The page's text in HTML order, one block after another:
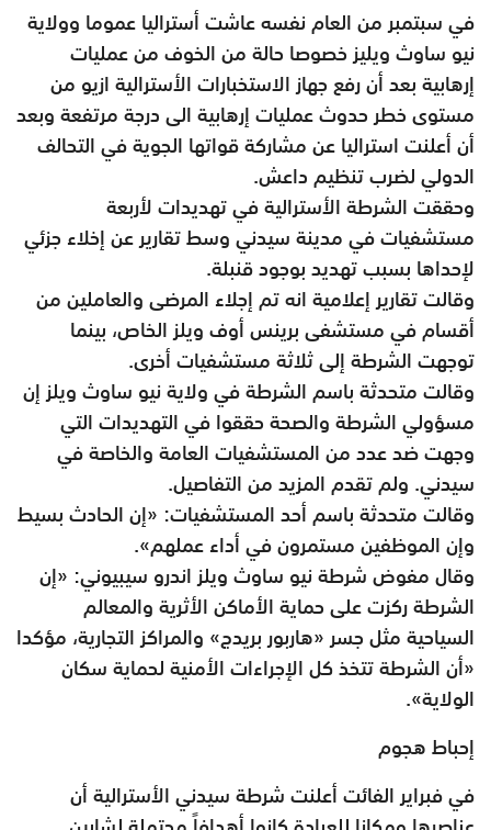
في سبتمبر من العام نفسه عاشت أستراليا عموما وولاية
نيو ساوث ويليز خصوصا حالة من الخوف من عمليات
إرهابية بعد أن رفع جهاز الاستخبارات الأسترالية ازيو من
مستوى خطر حدوث عمليات إرهابية الى درجة مرتفعة وبعد
أن أعلنت استراليا عن مشاركة قواتها الجوية في التحالف
الدولي لضرب تنظيم داعش.
وحققت الشرطة الأسترالية في تهديدات لأربعة
مستشفيات في مدينة سيدني وسط تقارير عن إخلاء جزئي
لإحداها بسبب تهديد بوجود قنبلة.
وقالت تقارير إعلامية انه تم إجلاء المرضى والعاملين من
أقسام في مستشفى برينس أوف ويلز الخاص، بينما
توجهت الشرطة إلى ثلاثة مستشفيات أخرى.
وقالت متحدثة باسم الشرطة في ولاية نيو ساوث ويلز إن
مسؤولي الشرطة والصحة حققوا في التهديدات التي
وجهت ضد عدد من المستشفيات العامة والخاصة في
سيدني. ولم تقدم المزيد من التفاصيل.
وقالت متحدثة باسم أحد المستشفيات: «إن الحادث بسيط
وإن الموظفين مستمرون في أداء عملهم».
وقال مفوض شرطة نيو ساوث ويلز اندرو سيبيوني: «إن
الشرطة ركزت على حماية الأماكن الأثرية والمعالم
السياحية مثل جسر «هاربور بريدج» والمراكز التجارية، مؤكدا
«أن الشرطة تتخذ كل الإجراءات الأمنية لحماية سكان
الولاية».
إحباط هجوم
في فبراير الفائت أعلنت شرطة سيدني الأسترالية أن